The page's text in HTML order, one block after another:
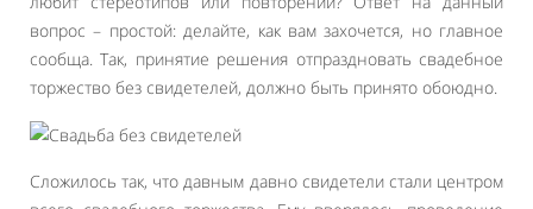
вопрос – простой: делайте, как вам захочется, но главное
сообща. Так, принятие решения отпраздновать свадебное
торжество без свидетелей, должно быть принято обоюдно.
Сложилось так, что давным давно свидетели стали центром